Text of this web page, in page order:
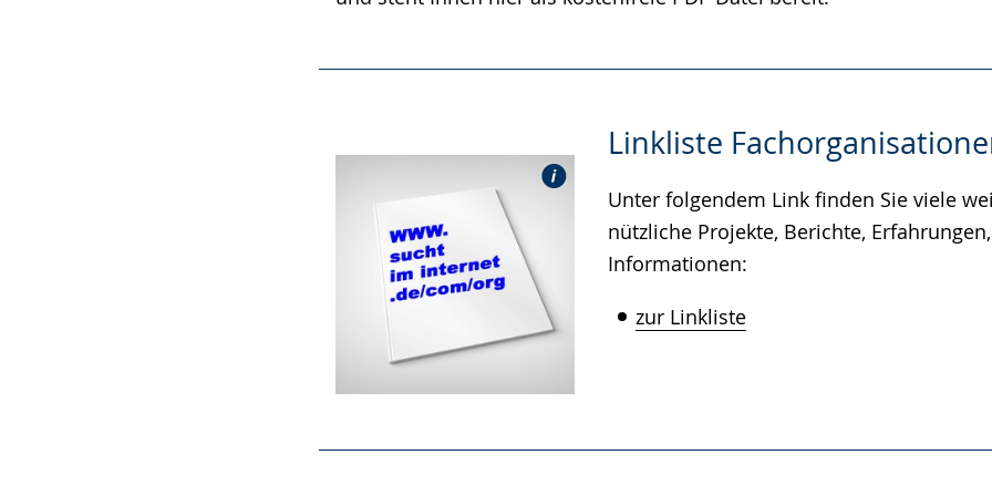
Linkliste
Unter folgendem Link finden Sie viele
nützliche Projekte, Berichte, Erfahrungen,
Informationen:
zur Linkliste